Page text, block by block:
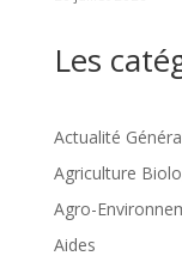
Les
Actualité
Agriculture
Agro-
Aides